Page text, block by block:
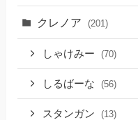
クレノア (201)
しゃけみー (70)
しるばーな (56)
スタンガン (13)